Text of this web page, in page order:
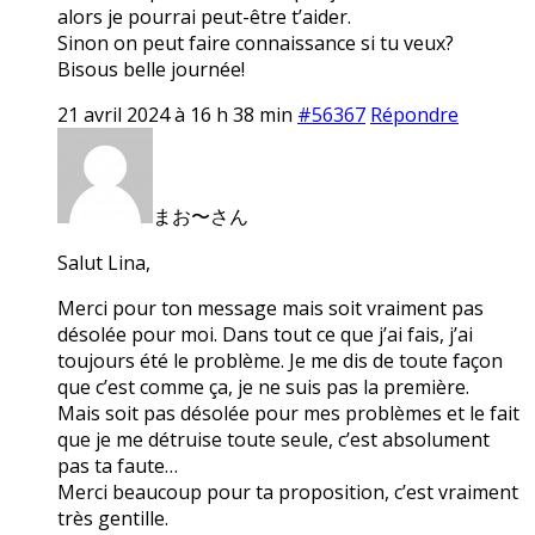
alors je pourrai peut-être t’aider.
Sinon on peut faire connaissance si tu veux?
Bisous belle journée!
21 avril 2024 à 16 h 38 min #56367 Répondre
まお〜さん
Salut Lina,
Merci pour ton message mais soit vraiment pas
désolée pour moi. Dans tout ce que j’ai fais, j’ai
toujours été le problème. Je me dis de toute façon
que c’est comme ça, je ne suis pas la première.
Mais soit pas désolée pour mes problèmes et le fait
que je me détruise toute seule, c’est absolument
pas ta faute…
Merci beaucoup pour ta proposition, c’est vraiment
très gentille.